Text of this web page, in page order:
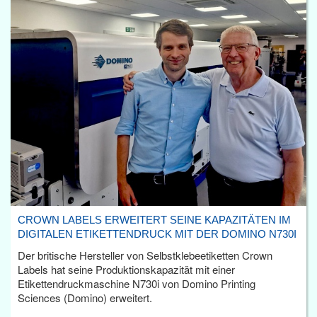
CROWN LABELS ERWEITERT SEINE KAPAZITÄTEN IM
DIGITALEN ETIKETTENDRUCK MIT DER DOMINO N730I
Der britische Hersteller von Selbstklebeetiketten Crown
Labels hat seine Produktionskapazität mit einer
Etikettendruckmaschine N730i von Domino Printing
Sciences (Domino) erweitert.